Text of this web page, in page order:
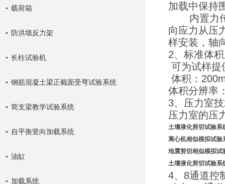
载荷箱
防洪墙反力架
长柱试验机
钢筋混凝土梁正截面受弯试验系统
简支梁教学试验系统
自平衡竖向加载系统
油缸
加载系统
加载中保持
内置力传
向应力从压
样安装，轴
2、标准体
可为试样提
体积：
体积分辨率
3、压力室
压力室的压
土壤液化剪切试验系
离心机相似模拟试验
地震剪切相似模拟试
土壤液化剪切试验系
4、8通道控